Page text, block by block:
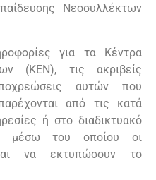
Νεοσυλλέκτων
για τα Κέντρα
(ΚΕΝ), τις ακριβείς
αυτών που
από τις κατά
ή στο διαδικτυακό
μέσω του οποίου οι
να εκτυπώσουν το